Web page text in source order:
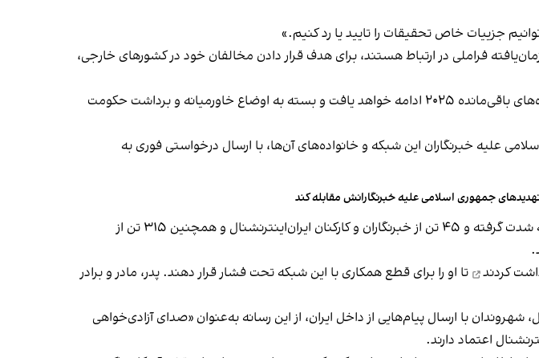
جزییات خاص تحقیقات را تایید یا رد کنیم.»
فراملی در ارتباط هستند، برای هدف قرار دادن مخالفان خود در کشورهای خارجی،
به گفته این مقام کانادایی، تهدیدات جمهوری اسلامی علیه کانادا و متحدانش احتمالا در ماه‎‌های باقی‌مانده ۲۰۲۵ ادامه خواهد یافت و بسته به اوضاع خاورمیانه و برداشت حکومت
جمهوری اسلامی علیه خبرنگاران این شبکه و خانواده‌های آن‌ها، با ارسال درخواستی فوری به
جمهوری اسلامی علیه خبرنگارانش مقابله کند
ایران‌اینترنشنال در این بیانیه گفت از اواخر خرداد، اقدامات جمهوری اسلامی علیه این شبکه شدت گرفته و ۴۵ تن از خبرنگاران و کارکنان ایران‌اینترنشنال و همچنین ۳۱۵ تن از
کردند
تا او را برای قطع همکاری با این شبکه تحت فشار قرار دهند. پدر، مادر و برادر
با ارسال پیام‌هایی از داخل ایران، از این رسانه به‌عنوان «صدای آزادی‌خواهی
اعتماد دارند.